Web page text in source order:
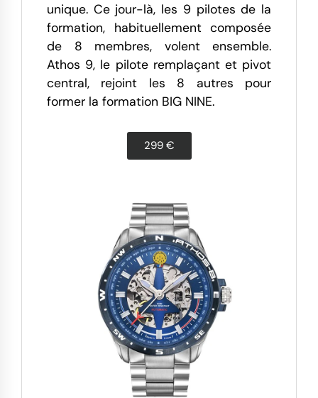
unique. Ce jour-là, les 9 pilotes de la
formation, habituellement composée
de 8 membres, volent ensemble.
Athos 9, le pilote remplaçant et pivot
central, rejoint les 8 autres pour
former la formation BIG NINE.
299 €